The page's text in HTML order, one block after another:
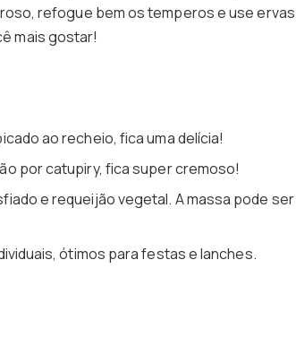
refogue bem os temperos e use ervas
mais gostar!
ao recheio, fica uma delícia!
por catupiry, fica super cremoso!
e requeijão vegetal. A massa pode ser
ótimos para festas e lanches.